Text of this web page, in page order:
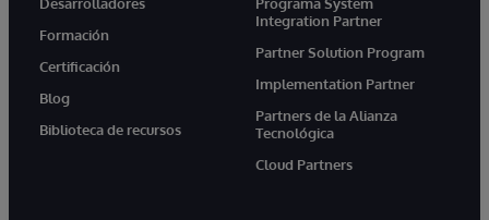
Formación
Certificación
Blog
Biblioteca de recursos
Integration Partner
Partner Solution Program
Implementation Partner
Partners de la Alianza
Tecnológica
Cloud Partners